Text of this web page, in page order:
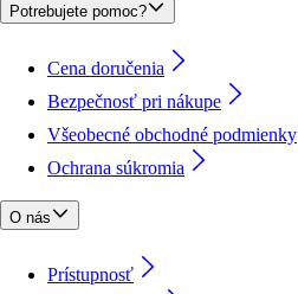
Potrebujete pomoc?
Cena doručenia
Bezpečnosť pri nákupe
Všeobecné obchodné podmienky
Ochrana súkromia
O nás
Prístupnosť